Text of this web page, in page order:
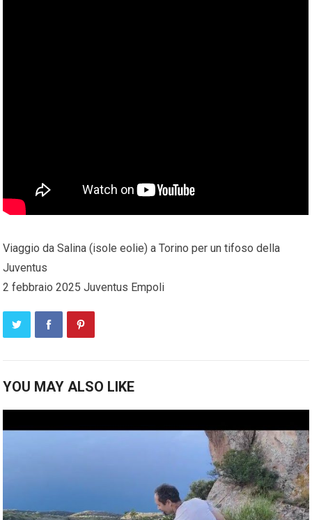
Viaggio da Salina (isole eolie) a Torino per un tifoso della
Juventus
2 febbraio 2025 Juventus Empoli
YOU MAY ALSO LIKE